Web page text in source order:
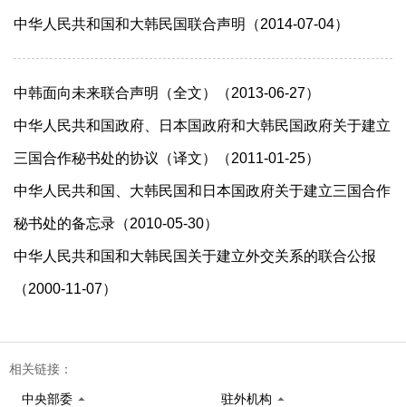
中华人民共和国和大韩民国联合声明（2014-07-04）
中韩面向未来联合声明（全文）（2013-06-27）
中华人民共和国政府、日本国政府和大韩民国政府关于建立
三国合作秘书处的协议（译文）（2011-01-25）
中华人民共和国、大韩民国和日本国政府关于建立三国合作
秘书处的备忘录（2010-05-30）
中华人民共和国和大韩民国关于建立外交关系的联合公报
（2000-11-07）
相关链接：
中央部委 驻外机构